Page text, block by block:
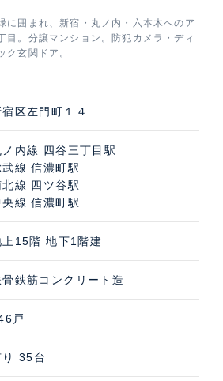
に囲まれ、新宿・丸ノ内・六本木へのア
目。分譲マンション。防犯カメラ・ディ
ク玄関ドア。
宿区左門町１４
ノ内線 四谷三丁目駅
武線 信濃町駅
北線 四ツ谷駅
央線 信濃町駅
上15階 地下1階建
骨鉄筋コンクリート造
戸
り 35台